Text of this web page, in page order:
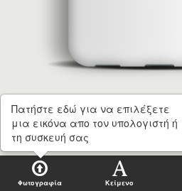
Φωτογραφία
Πατήστε εδώ για να επιλέξετε
μια εικόνα απο τον υπολογιστή ή
τη συσκευή σας
Κείμενο